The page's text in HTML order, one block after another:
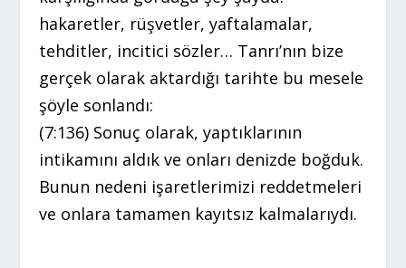
hakaretler, rüşvetler, yaftalamalar,
tehditler, incitici sözler… Tanrı’nın bize
gerçek olarak aktardığı tarihte bu mesele
şöyle sonlandı:
(7:136) Sonuç olarak, yaptıklarının
intikamını aldık ve onları denizde boğduk.
Bunun nedeni işaretlerimizi reddetmeleri
ve onlara tamamen kayıtsız kalmalarıydı.